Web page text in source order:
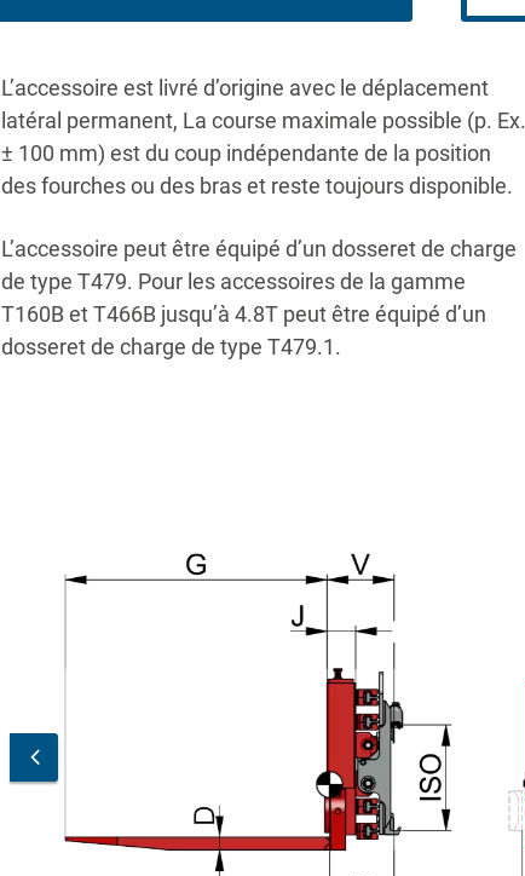
L’accessoire est livré d’origine avec le déplacement
latéral permanent, La course maximale possible (p. Ex.
± 100 mm) est du coup indépendante de la position
des fourches ou des bras et reste toujours disponible.
L’accessoire peut être équipé d’un dosseret de charge
de type T479. Pour les accessoires de la gamme
T160B et T466B jusqu’à 4.8T peut être équipé d’un
dosseret de charge de type T479.1.